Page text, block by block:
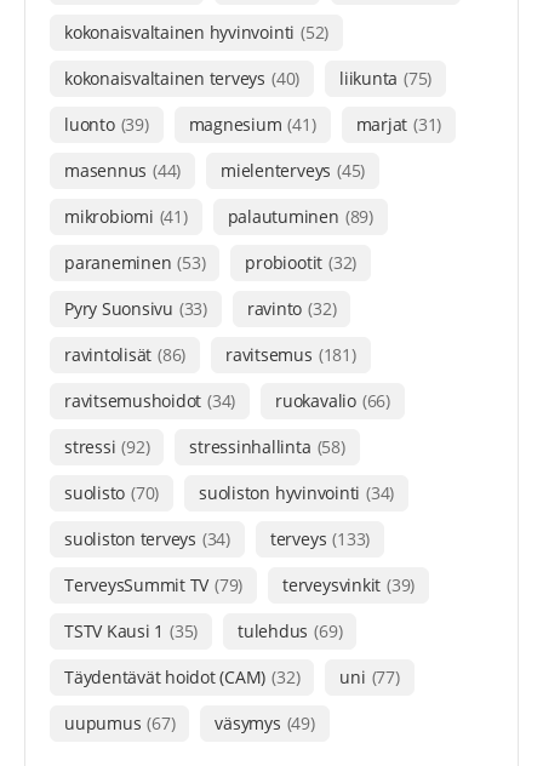
kokonaisvaltainen hyvinvointi (52)
kokonaisvaltainen terveys (40) liikunta (75)
luonto (39) magnesium (41) marjat (31)
masennus (44) mielenterveys (45)
mikrobiomi (41) palautuminen (89)
paraneminen (53) probiootit (32)
Pyry Suonsivu (33) ravinto (32)
ravintolisät (86) ravitsemus (181)
ravitsemushoidot (34) ruokavalio (66)
stressi (92) stressinhallinta (58)
suolisto (70) suoliston hyvinvointi (34)
suoliston terveys (34) terveys (133)
TerveysSummit TV (79) terveysvinkit (39)
TSTV Kausi 1 (35) tulehdus (69)
Täydentävät hoidot (CAM) (32) uni (77)
uupumus (67) väsymys (49)